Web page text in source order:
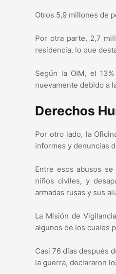
Otros 5,9 millones de
Por otra parte, 2,7
residencia, lo que
Según la OIM, el
nuevamente debido a
Derechos
Por otro lado, la
informes y denuncias
Entre esos abusos
niños civiles, y
armadas rusas y sus
La Misión de
algunos de los cuales
Casi 76 días después
la guerra, declararon